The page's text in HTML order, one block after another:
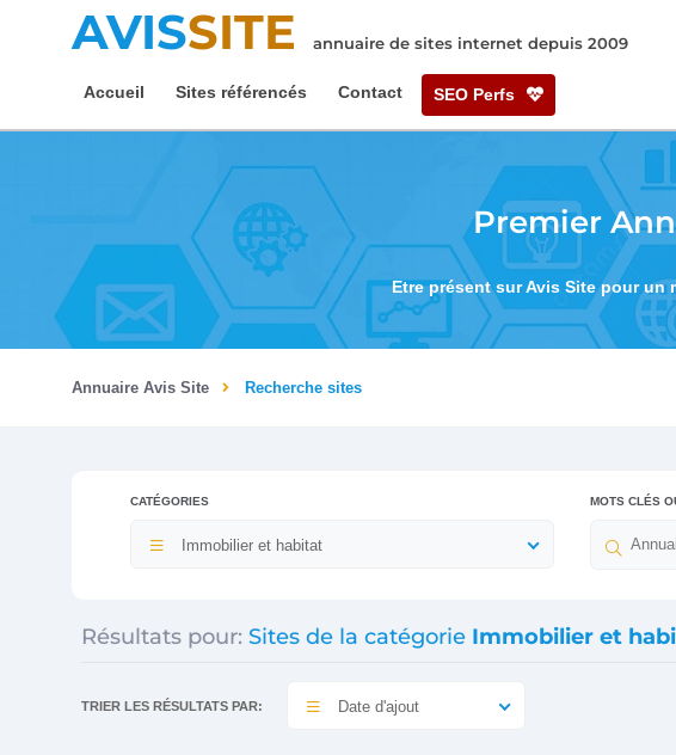
AVISSITE annuaire de sites internet depuis 2009
Accueil Sites référencés Contact SEO Perfs
Premier
Etre présent sur Avis Site pour un
Annuaire Avis Site Recherche sites
CATÉGORIES
Immobilier et habitat
MOTS CLÉS
Résultats pour: Sites de la catégorie Immobilier et
TRIER LES RÉSULTATS PAR: Date d'ajout